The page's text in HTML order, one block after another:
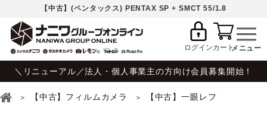
【中古】(ペンタックス) PENTAX SP + SMCT 55/1.8
ログインカート
＼リニューアル／法人・個人事業主の方向け会員募集開始！
【中古】フィルムカメラ 【中古】一眼レフ